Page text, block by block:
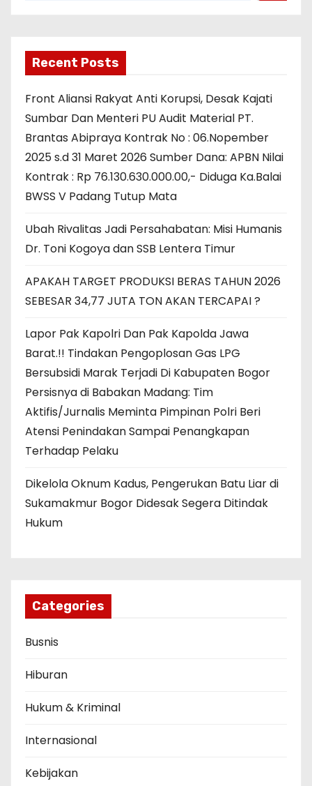
Recent Posts
Front Aliansi Rakyat Anti Korupsi, Desak Kajati
Sumbar Dan Menteri PU Audit Material PT.
Brantas Abipraya Kontrak No : 06.Nopember
2025 s.d 31 Maret 2026 Sumber Dana: APBN Nilai
Kontrak : Rp 76.130.630.000.00,- Diduga Ka.Balai
BWSS V Padang Tutup Mata
Ubah Rivalitas Jadi Persahabatan: Misi Humanis
Dr. Toni Kogoya dan SSB Lentera Timur
APAKAH TARGET PRODUKSI BERAS TAHUN 2026
SEBESAR 34,77 JUTA TON AKAN TERCAPAI ?
Lapor Pak Kapolri Dan Pak Kapolda Jawa
Barat.!! Tindakan Pengoplosan Gas LPG
Bersubsidi Marak Terjadi Di Kabupaten Bogor
Persisnya di Babakan Madang: Tim
Aktifis/Jurnalis Meminta Pimpinan Polri Beri
Atensi Penindakan Sampai Penangkapan
Terhadap Pelaku
Dikelola Oknum Kadus, Pengerukan Batu Liar di
Sukamakmur Bogor Didesak Segera Ditindak
Hukum
Categories
Busnis
Hiburan
Hukum & Kriminal
Internasional
Kebijakan